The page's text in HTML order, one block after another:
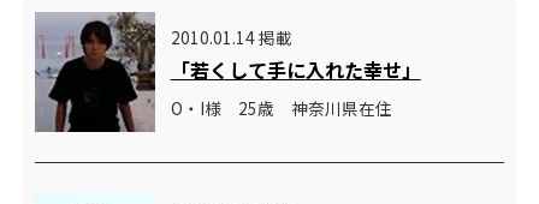
2010.01.14 掲載
「若くして手に入れた幸せ」
O・I様 25歳 神奈川県在住